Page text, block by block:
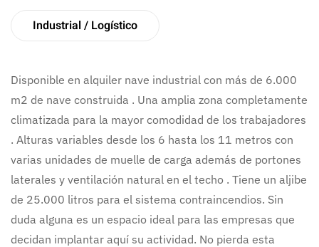
Industrial / Logístico
Disponible en alquiler nave industrial con más de 6.000
m2 de nave construida . Una amplia zona completamente
climatizada para la mayor comodidad de los trabajadores
. Alturas variables desde los 6 hasta los 11 metros con
varias unidades de muelle de carga además de portones
laterales y ventilación natural en el techo . Tiene un aljibe
de 25.000 litros para el sistema contraincendios. Sin
duda alguna es un espacio ideal para las empresas que
decidan implantar aquí su actividad. No pierda esta